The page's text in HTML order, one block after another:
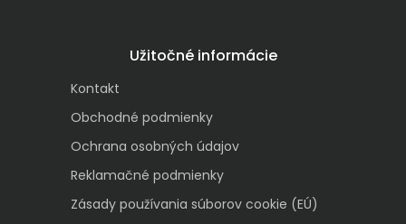
Užitočné informácie
Kontakt
Obchodné podmienky
Ochrana osobných údajov
Reklamačné podmienky
Zásady používania súborov cookie (EÚ)